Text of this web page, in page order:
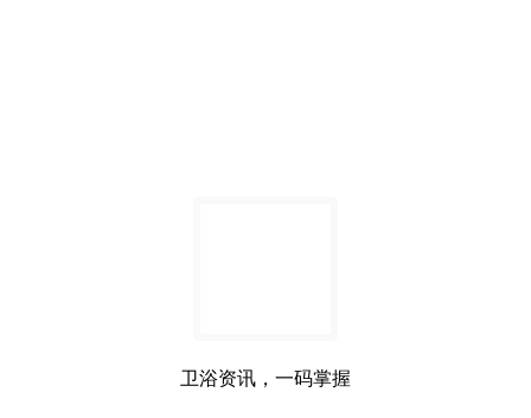
卫浴资讯，一码掌握